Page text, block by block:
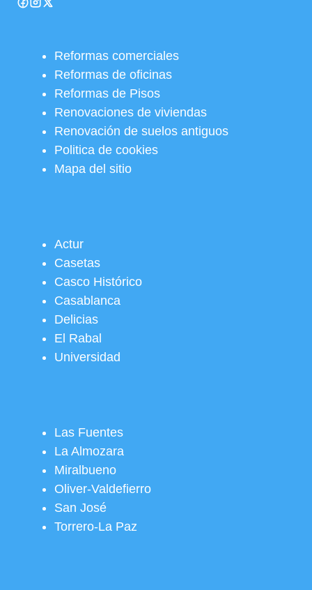
Reformas comerciales
Reformas de oficinas
Reformas de Pisos
Renovaciones de viviendas
Renovación de suelos antiguos
Politica de cookies
Mapa del sitio
Actur
Casetas
Casco Histórico
Casablanca
Delicias
El Rabal
Universidad
Las Fuentes
La Almozara
Miralbueno
Oliver-Valdefierro
San José
Torrero-La Paz